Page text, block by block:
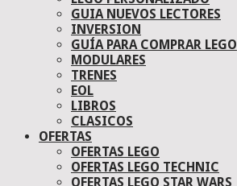
GUIA NUEVOS LECTORES
INVERSION
GUÍA PARA COMPRAR LEGO
MODULARES
TRENES
EOL
LIBROS
CLASICOS
OFERTAS
OFERTAS LEGO
OFERTAS LEGO TECHNIC
OFERTAS LEGO STAR WARS